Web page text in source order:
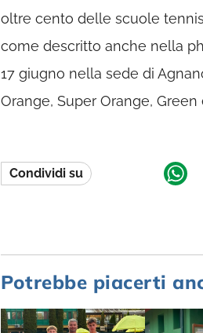
oltre cento delle scuole
come descritto anche nella
17 giugno nella sede di
Orange, Super Orange,
Condividi su
Potrebbe piacerti